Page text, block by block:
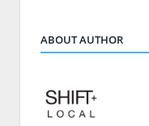
ABOUT AUTHOR